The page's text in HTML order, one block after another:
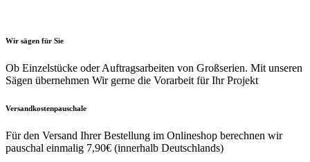
auf
Produktseite
gewählt
Wir sägen für Sie
Ob Einzelstücke oder Auftragsarbeiten von Großserien. Mit unseren
Sägen übernehmen Wir gerne die Vorarbeit für Ihr Projekt
Versandkostenpauschale
Für den Versand Ihrer Bestellung im Onlineshop berechnen wir
pauschal einmalig 7,90€ (innerhalb Deutschlands)